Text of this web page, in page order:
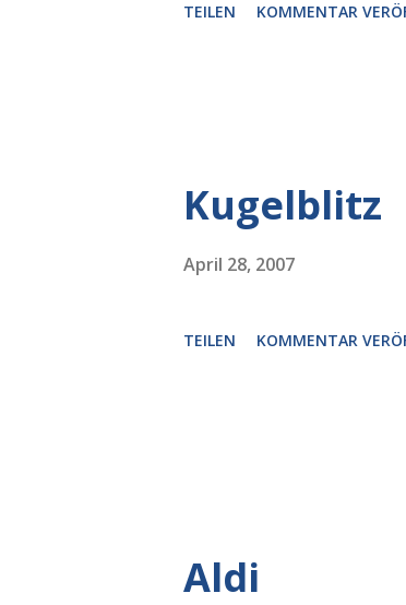
TEILEN KOMMENTAR
Kugelblitz
April 28, 2007
TEILEN KOMMENTAR
Aldi